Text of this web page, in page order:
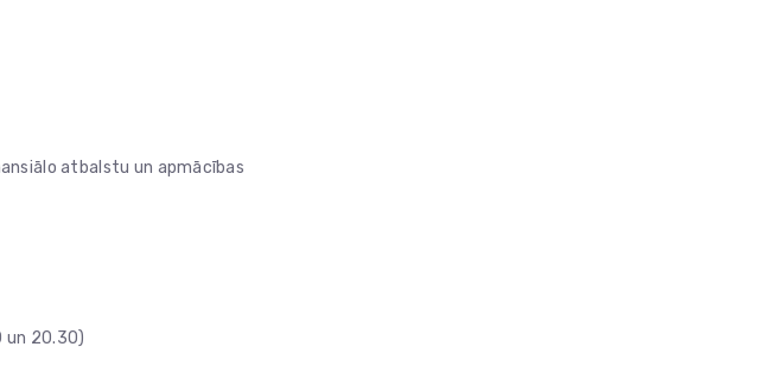
atbalstu un apmācības
un 20.30)